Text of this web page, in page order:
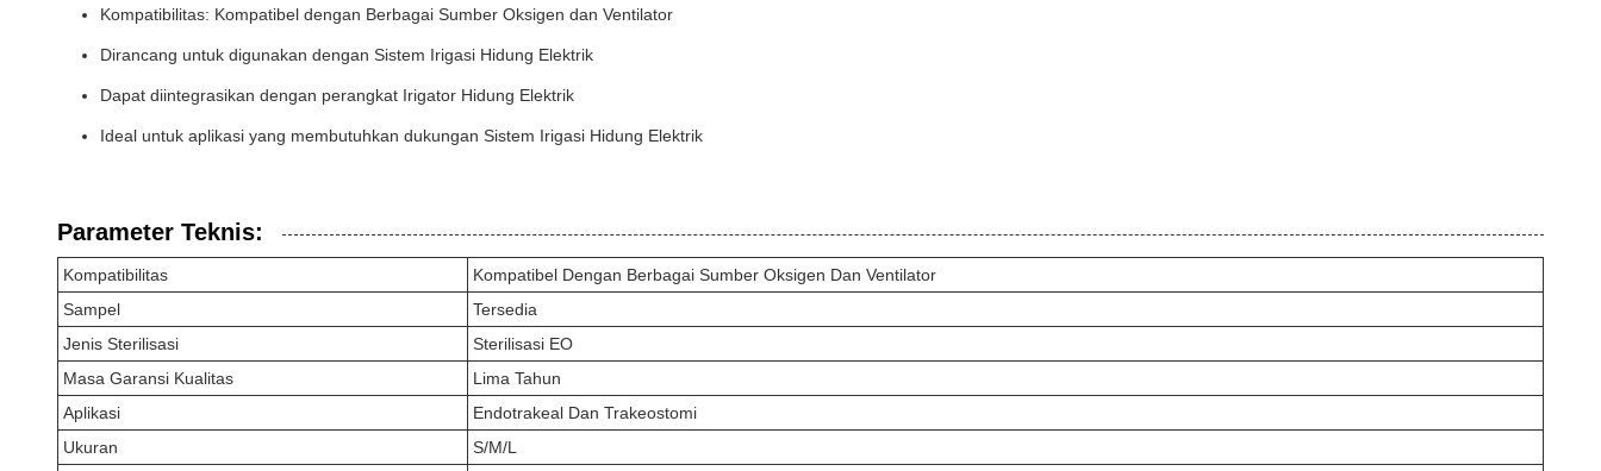
Kompatibilitas: Kompatibel dengan Berbagai Sumber Oksigen dan Ventilator
Dirancang untuk digunakan dengan Sistem Irigasi Hidung Elektrik
Dapat diintegrasikan dengan perangkat Irigator Hidung Elektrik
Ideal untuk aplikasi yang membutuhkan dukungan Sistem Irigasi Hidung Elektrik
Parameter Teknis:
Kompatibilitas
Kompatibel Dengan Berbagai Sumber Oksigen Dan Ventilator
Sampel
Tersedia
Jenis Sterilisasi
Sterilisasi EO
Masa Garansi Kualitas
Lima Tahun
Aplikasi
Endotrakeal Dan Trakeostomi
Ukuran
S/M/L